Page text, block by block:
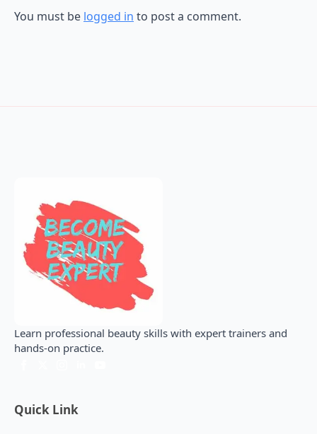
You must be logged in to post a comment.
Learn professional beauty skills with expert trainers and
hands-on practice.
Quick Link